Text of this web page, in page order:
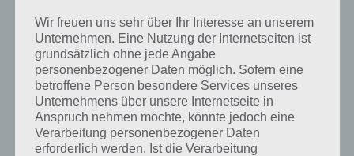
Wir freuen uns sehr über Ihr Interesse an unserem
Unternehmen. Eine Nutzung der Internetseiten ist
grundsätzlich ohne jede Angabe
personenbezogener Daten möglich. Sofern eine
betroffene Person besondere Services unseres
Unternehmens über unsere Internetseite in
Anspruch nehmen möchte, könnte jedoch eine
Verarbeitung personenbezogener Daten
erforderlich werden. Ist die Verarbeitung